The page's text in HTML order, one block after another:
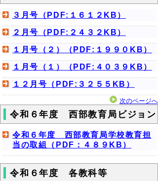
３月号（PDF:１６１２KB）
２月号（PDF:２４３２KB）
１月号（２）（PDF:１９９０KB）
１月号（１）（PDF:４０３９KB）
１２月号（PDF:３２５５KB）
次のページへ
令和６年度 西部教育局ビジョン
令和６年度 西部教育局学校教育担
当の取組（PDF：４８９KB）
令和６年度 各教科等